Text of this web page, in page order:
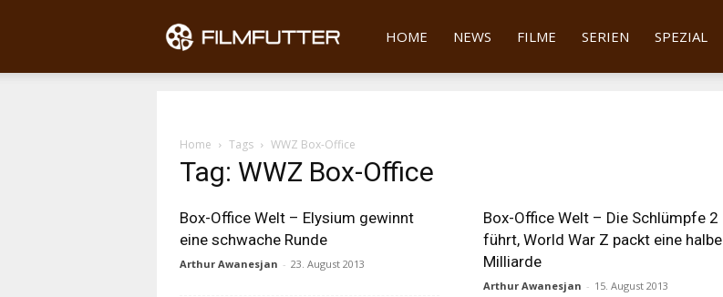
Filmfutter
HOME NEWS FILME SERIEN SPEZIAL
Home Tags WWZ Box-Office
Tag: WWZ Box-Office
Box-Office Welt – Elysium gewinnt
eine schwache Runde
Arthur Awanesjan - 23. August 2013
Box-Office Welt – Die Schlümpfe 2
führt, World War Z packt eine halbe
Milliarde
Arthur Awanesjan - 15. August 2013